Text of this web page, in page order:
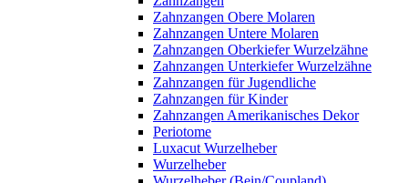
Zahnzangen Obere Molaren
Zahnzangen Untere Molaren
Zahnzangen Oberkiefer Wurzelzähne
Zahnzangen Unterkiefer Wurzelzähne
Zahnzangen für Jugendliche
Zahnzangen für Kinder
Zahnzangen Amerikanisches Dekor
Periotome
Luxacut Wurzelheber
Wurzelheber